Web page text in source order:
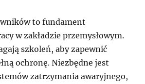
to fundament
w zakładzie przemysłowym.
szkoleń, aby zapewnić
ochronę. Niezbędne jest
zatrzymania awaryjnego,